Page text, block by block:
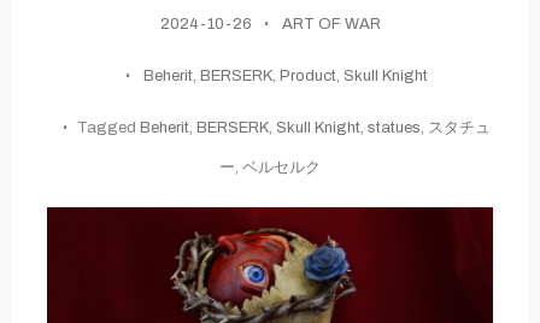
2024-10-26 ART OF WAR
Beherit, BERSERK, Product, Skull Knight
Tagged Beherit, BERSERK, Skull Knight, statues スタチュ
ー ベルセルク